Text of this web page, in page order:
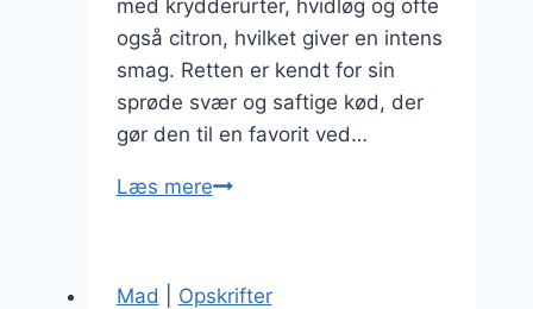
med krydderurter, hvidløg og ofte
også citron, hvilket giver en intens
smag. Retten er kendt for sin
sprøde svær og saftige kød, der
gør den til en favorit ved…
Læs merePorchetta
Mad Opskrifter